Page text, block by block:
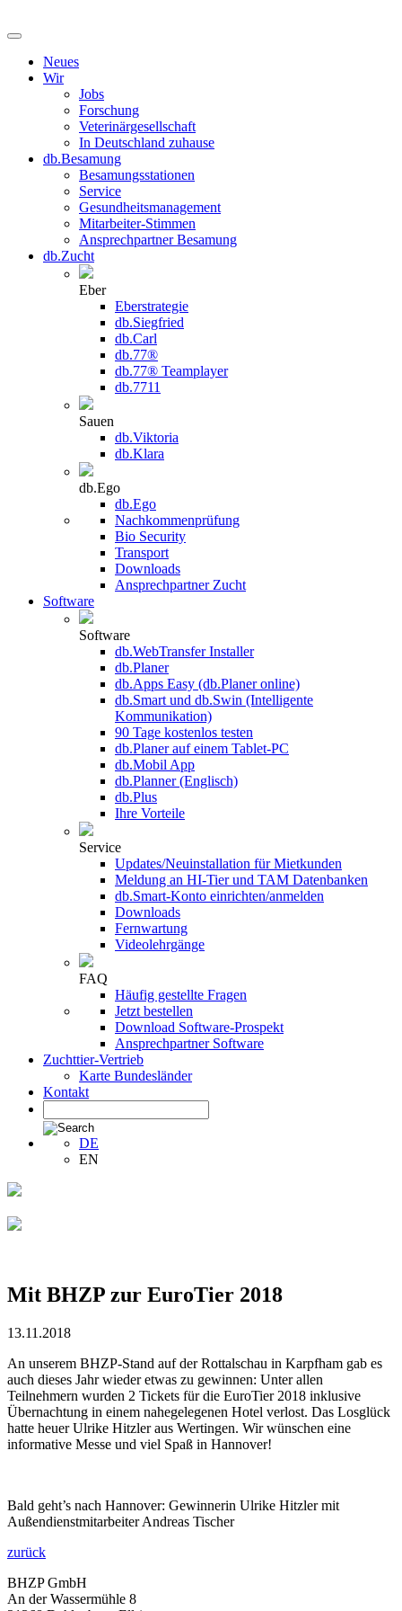
Neues
Wir
Jobs
Forschung
Veterinärgesellschaft
In Deutschland zuhause
db.Besamung
Besamungsstationen
Service
Gesundheitsmanagement
Mitarbeiter-Stimmen
Ansprechpartner Besamung
db.Zucht
Eber
Eberstrategie
db.Siegfried
db.Carl
db.77®
db.77® Teamplayer
db.7711
Sauen
db.Viktoria
db.Klara
db.Ego
db.Ego
Nachkommenprüfung
Bio Security
Transport
Downloads
Ansprechpartner Zucht
Software
Software
db.WebTransfer Installer
db.Planer
db.Apps Easy (db.Planer online)
db.Smart und db.Swin (Intelligente
Kommunikation)
90 Tage kostenlos testen
db.Planer auf einem Tablet-PC
db.Mobil App
db.Planner (Englisch)
db.Plus
Ihre Vorteile
Service
Updates/Neuinstallation für Mietkunden
Meldung an HI-Tier und TAM Datenbanken
db.Smart-Konto einrichten/anmelden
Downloads
Fernwartung
Videolehrgänge
FAQ
Häufig gestellte Fragen
Jetzt bestellen
Download Software-Prospekt
Ansprechpartner Software
Zuchttier-Vertrieb
Karte Bundesländer
Kontakt
DE
EN
Mit BHZP zur EuroTier 2018
13.11.2018
An unserem BHZP-Stand auf der Rottalschau in Karpfham gab es
auch dieses Jahr wieder etwas zu gewinnen: Unter allen
Teilnehmern wurden 2 Tickets für die EuroTier 2018 inklusive
Übernachtung in einem nahegelegenen Hotel verlost. Das Losglück
hatte heuer Ulrike Hitzler aus Wertingen. Wir wünschen eine
informative Messe und viel Spaß in Hannover!
Bald geht’s nach Hannover: Gewinnerin Ulrike Hitzler mit
Außendienstmitarbeiter Andreas Tischer
zurück
BHZP GmbH
An der Wassermühle 8